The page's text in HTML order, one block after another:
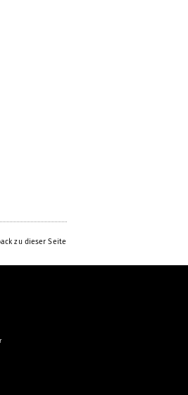
zu dieser Seite